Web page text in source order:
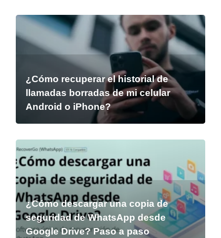
¿Cómo recuperar el historial de
llamadas borradas de mi celular
Android o iPhone?
¿Cómo descargar una copia de
seguridad de WhatsApp desde
Google Drive? Paso a paso